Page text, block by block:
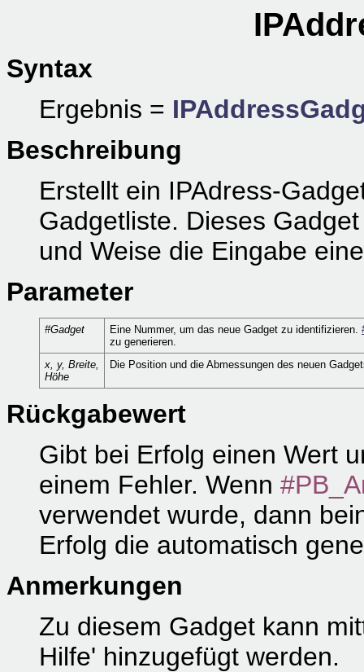
Syntax
Ergebnis =
Beschreibung
Erstellt ein IPAdress-
Gadgetliste. Dieses
und Weise die Eingabe
Parameter
#Gadget Eine Nummer, um das neue Gadget zu identifizieren.
zu generieren.
x, y, Breite,
Höhe
Die Position und die Abmessungen des neuen
Rückgabewert
Gibt bei Erfolg einen Wert
einem Fehler. Wenn
verwendet wurde, dann
Erfolg die automatisch
Anmerkungen
Zu diesem Gadget kann
Hilfe' hinzugefügt werden.